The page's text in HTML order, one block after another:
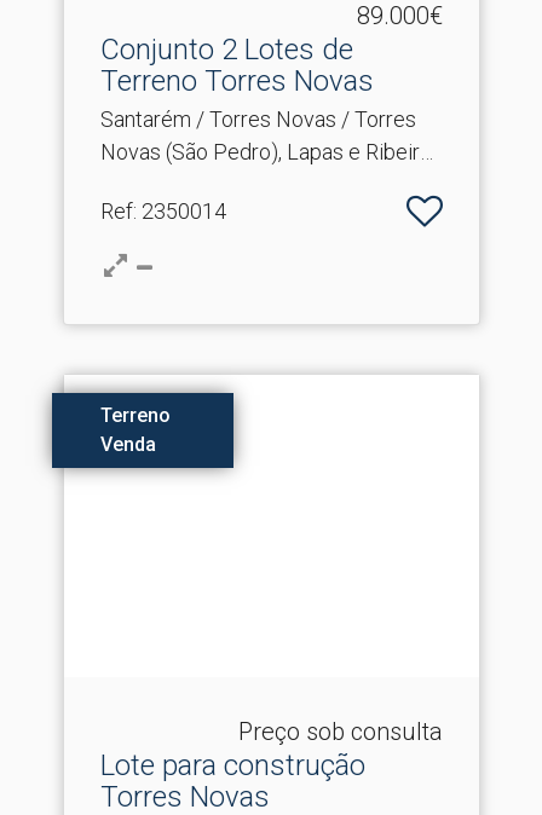
89.000€
Conjunto 2 Lotes de
Terreno Torres Novas
Santarém / Torres Novas / Torres
Novas (São Pedro), Lapas e Ribeira
Ref: 2350014
Terreno
Venda
Preço sob consulta
Lote para construção
Torres Novas